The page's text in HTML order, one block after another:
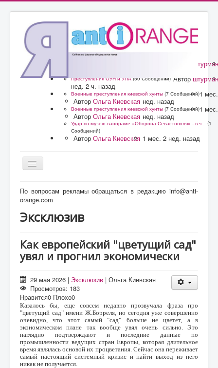
штурман
Преступления ОУН и УПА (50 Сообщений) Автор штурман
нед. 2 ч. назад
Военные преступления киевской хунты (7 Сообщений)
Автор Ольга Киевская
1
нед. назад
Военные преступления киевской хунты (7 Сообщений)
Автор Ольга Киевская
1
нед. назад
Удар по музею-панораме «Оборона Севастополя» - в ч...
(1
Сообщений)
Автор Ольга Киевская 1 мес. 2 нед. назад
Форум
О проекте
Литература
По вопросам рекламы обращаться в редакцию info@anti-
orange.com
Эксклюзив
Как европейский "цветущий сад"
увял и прогнил экономически
29 мая 2026 | Эксклюзив |Ольга Киевская
Просмотров: 183
Нравится0 Плохо0
Казалось бы, еще совсем недавно прозвучала фраза про
"цветущий сад" имени Ж.Борреля, но сегодня уже совершенно
очевидно, что этот самый "сад" больше не цветет, а в
экономическом плане так вообще увял очень сильно. Это
наглядно подтверждают и последние данные по
промышленности ведущих стран Европы, которая длительное
время являлась основой их процветания. Сейчас она переживает
самый настоящий системный кризис и найти выход из него
никак не получается.